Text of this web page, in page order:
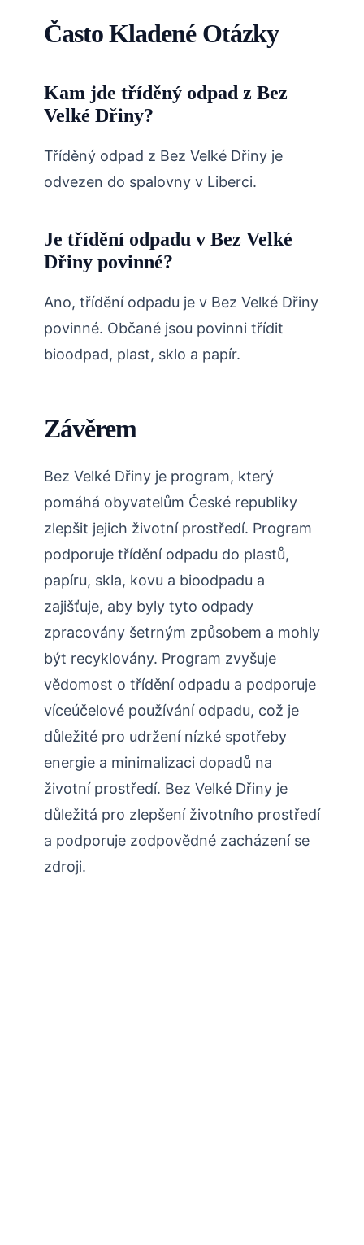
Často Kladené Otázky
Kam jde tříděný odpad z Bez
Velké Dřiny?
Tříděný odpad z Bez Velké Dřiny je
odvezen do spalovny v Liberci.
Je třídění odpadu v Bez Velké
Dřiny povinné?
Ano, třídění odpadu je v Bez Velké Dřiny
povinné. Občané jsou povinni třídit
bioodpad, plast, sklo a papír.
Závěrem
Bez Velké Dřiny je program, který
pomáhá obyvatelům České republiky
zlepšit jejich životní prostředí. Program
podporuje třídění odpadu do plastů,
papíru, skla, kovu a bioodpadu a
zajišťuje, aby byly tyto odpady
zpracovány šetrným způsobem a mohly
být recyklovány. Program zvyšuje
vědomost o třídění odpadu a podporuje
víceúčelové používání odpadu, což je
důležité pro udržení nízké spotřeby
energie a minimalizaci dopadů na
životní prostředí. Bez Velké Dřiny je
důležitá pro zlepšení životního prostředí
a podporuje zodpovědné zacházení se
zdroji.